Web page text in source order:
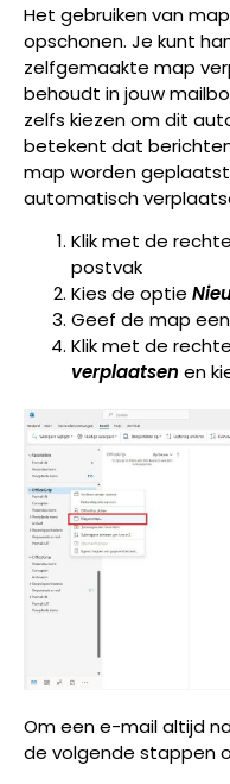
Het gebruiken van
opschonen. Je kunt
zelfgemaakte map
behoudt in jouw
zelfs kiezen om dit
betekent dat
map worden
automatisch
Klik met de
postvak
Kies de optie
Geef de map
Klik met de
verplaatsen en
Om een e-mail altijd
de volgende stappen